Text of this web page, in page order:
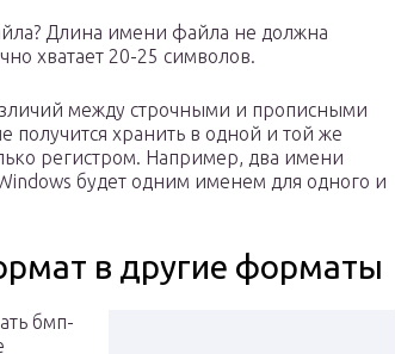
Длина имени файла не должна
хватает 20-25 символов.
между строчными и прописными
получится хранить в одной и той же
регистром. Например, два имени
будет одним именем для одного и
в другие форматы
бмп-